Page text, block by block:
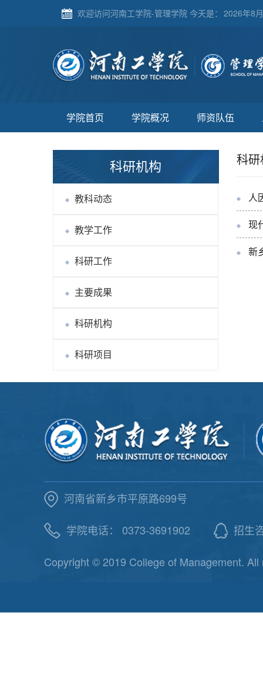
欢迎访问河南工学院-管理学院 今天是： 2026年8
学院首页 学院概况 师资队伍
科研机构
教科动态
教学工作
科研工作
主要成果
科研机构
科研项目
科
人
现
新
河南省新乡市平原路699号
学院电话： 0373-3691902 招生
Copyright © 2019 College of Management.